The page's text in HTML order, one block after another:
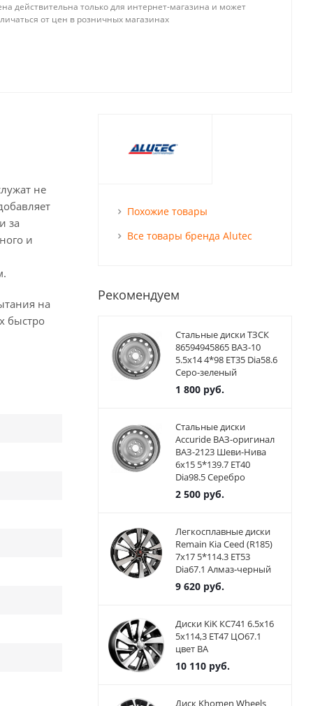
действительна только для интернет-магазина и может
от цен в розничных магазинах
не
за
и
на
быстро
Похожие товары
Все товары бренда Alutec
Рекомендуем
Стальные диски ТЗСК
86594945865 ВАЗ-10
5.5x14 4*98 ET35 Dia58.6
Серо-зеленый
1 800руб.
Стальные диски
Accuride ВАЗ-оригинал
ВАЗ-2123 Шеви-Нива
6x15 5*139.7 ET40
Dia98.5 Серебро
2 500руб.
Легкосплавные диски
Remain Kia Ceed (R185)
7x17 5*114.3 ET53
Dia67.1 Алмаз-черный
9 620руб.
Диски KiK КС741 6.5x16
5x114,3 ET47 ЦО67.1
цвет BA
10 110руб.
Диск Khomen Wheels